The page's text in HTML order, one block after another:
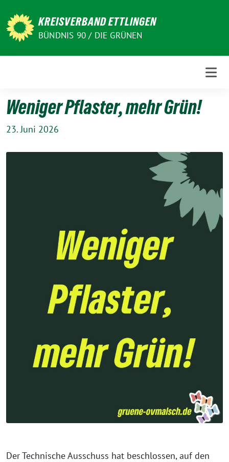
zum
Inhalt
KREISVERBAND ETTLINGEN
BÜNDNIS 90 / DIE GRÜNEN
Weniger Pflaster, mehr Grün!
23. Juni 2026
Der Technische Ausschuss hat beschlossen, auf den